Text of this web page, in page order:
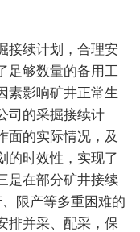
接续计划，合理安
足够数量的备用工
素影响矿井正常生
司的采掘接续计
面的实际情况，及
的时效性，实现了
是在部分矿井接续
限产等多重困难的
排并采、配采，保